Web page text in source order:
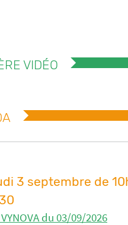
VIDÉO
3 septembre de
VYNOVA du 03/09/2026